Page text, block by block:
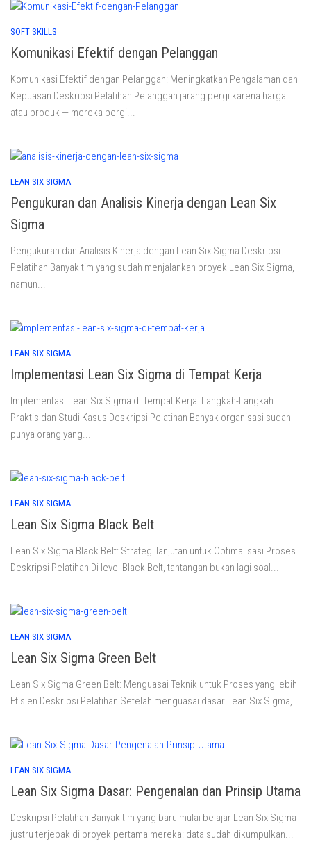
SOFT SKILLS
Komunikasi Efektif dengan Pelanggan
Komunikasi Efektif dengan Pelanggan: Meningkatkan Pengalaman dan
Kepuasan Deskripsi Pelatihan Pelanggan jarang pergi karena harga
atau produk — mereka pergi...
LEAN SIX SIGMA
Pengukuran dan Analisis Kinerja dengan Lean Six
Sigma
Pengukuran dan Analisis Kinerja dengan Lean Six Sigma Deskripsi
Pelatihan Banyak tim yang sudah menjalankan proyek Lean Six Sigma,
namun...
LEAN SIX SIGMA
Implementasi Lean Six Sigma di Tempat Kerja
Implementasi Lean Six Sigma di Tempat Kerja: Langkah-Langkah
Praktis dan Studi Kasus Deskripsi Pelatihan Banyak organisasi sudah
punya orang yang...
LEAN SIX SIGMA
Lean Six Sigma Black Belt
Lean Six Sigma Black Belt: Strategi lanjutan untuk Optimalisasi Proses
Deskripsi Pelatihan Di level Black Belt, tantangan bukan lagi soal...
LEAN SIX SIGMA
Lean Six Sigma Green Belt
Lean Six Sigma Green Belt: Menguasai Teknik untuk Proses yang lebih
Efisien Deskripsi Pelatihan Setelah menguasai dasar Lean Six Sigma,...
LEAN SIX SIGMA
Lean Six Sigma Dasar: Pengenalan dan Prinsip Utama
Deskripsi Pelatihan Banyak tim yang baru mulai belajar Lean Six Sigma
justru terjebak di proyek pertama mereka: data sudah dikumpulkan...